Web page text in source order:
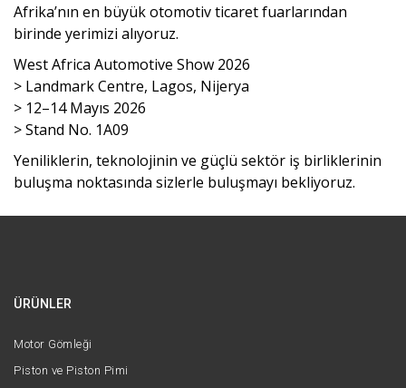
Afrika’nın en büyük otomotiv ticaret fuarlarından
birinde yerimizi alıyoruz.
West Africa Automotive Show 2026
> Landmark Centre, Lagos, Nijerya
> 12–14 Mayıs 2026
> Stand No. 1A09
Yeniliklerin, teknolojinin ve güçlü sektör iş birliklerinin
buluşma noktasında sizlerle buluşmayı bekliyoruz.
ÜRÜNLER
Motor Gömleği
Piston ve Piston Pimi